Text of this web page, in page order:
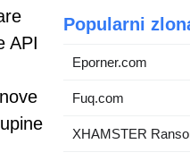
API
Popularni
Eporner.com
Fuq.com
XHAMSTER